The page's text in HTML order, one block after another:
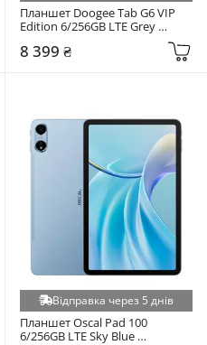
Планшет Doogee Tab G6 VIP
Edition 6/256GB LTE Grey
8 399 ₴
Відправка через 5 днів
Планшет Oscal Pad 100
6/256GB LTE Sky Blue